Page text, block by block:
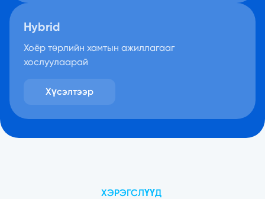
Hybrid
Хоёр төрлийн хамтын ажиллагааг
хослуулаарай
Хүсэлтээр
ХЭРЭГСЛҮҮД